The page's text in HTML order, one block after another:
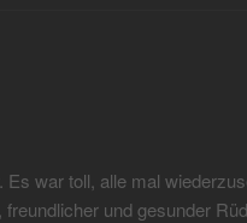
war toll, alle mal
und gesunder